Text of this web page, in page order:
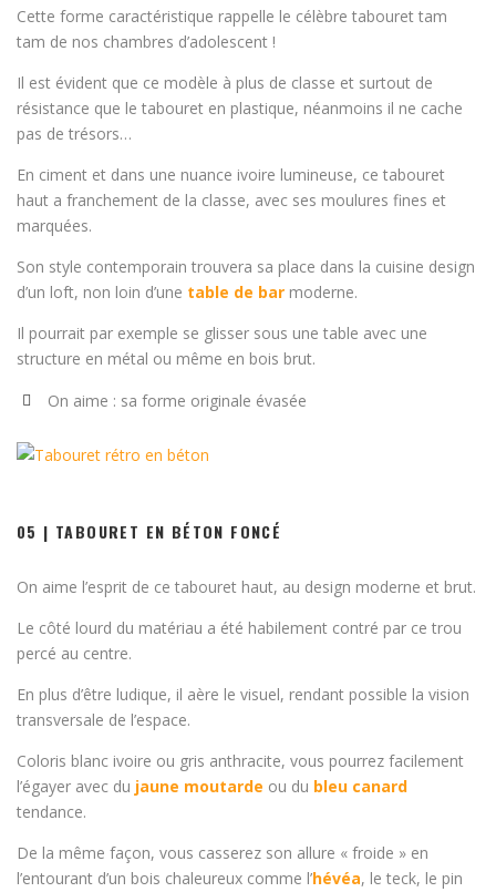
Cette forme caractéristique rappelle le célèbre tabouret tam
tam de nos chambres d’adolescent !
Il est évident que ce modèle à plus de classe et surtout de
résistance que le tabouret en plastique, néanmoins il ne cache
pas de trésors…
En ciment et dans une nuance ivoire lumineuse, ce tabouret
haut a franchement de la classe, avec ses moulures fines et
marquées.
Son style contemporain trouvera sa place dans la cuisine design
d’un loft, non loin d’une table de bar moderne.
Il pourrait par exemple se glisser sous une table avec une
structure en métal ou même en bois brut.
On aime : sa forme originale évasée
05 | TABOURET EN BÉTON FONCÉ
On aime l’esprit de ce tabouret haut, au design moderne et brut.
Le côté lourd du matériau a été habilement contré par ce trou
percé au centre.
En plus d’être ludique, il aère le visuel, rendant possible la vision
transversale de l’espace.
Coloris blanc ivoire ou gris anthracite, vous pourrez facilement
l’égayer avec du jaune moutarde ou du bleu canard
tendance.
De la même façon, vous casserez son allure « froide » en
l’entourant d’un bois chaleureux comme l’hévéa, le teck, le pin